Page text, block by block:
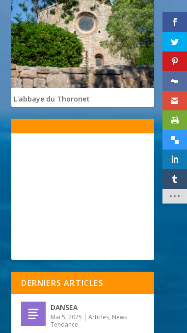
L'abbaye du Thoronet
DERNIERS ARTICLES
DANSEA
Mai 5, 2025 |Articles, News
Tendance